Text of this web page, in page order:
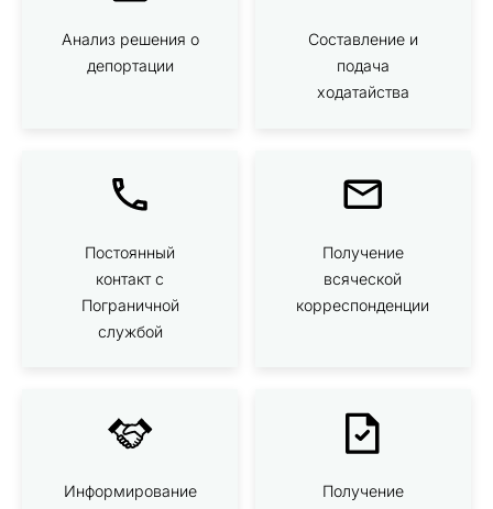
Анализ решения о
депортации
Составление и
подача
ходатайства
Постоянный
контакт с
Пограничной
службой
Получение
всяческой
корреспонденции
Информирование
Получение